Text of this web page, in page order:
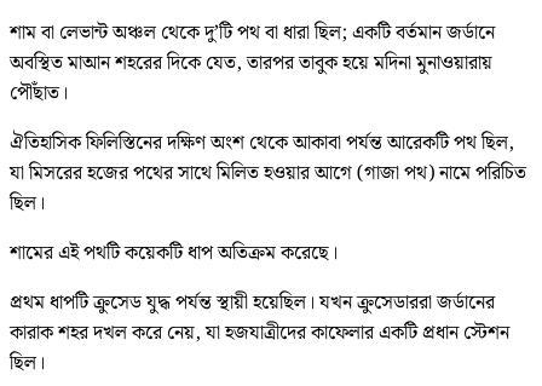
শাম বা লেভান্ট অঞ্চল থেকে দু’টি পথ বা ধারা ছিল; একটি বর্তমান জর্ডানে
অবস্থিত মাআন শহরের দিকে যেত, তারপর তাবুক হয়ে মদিনা মুনাওয়ারায়
পৌঁছাত।
ঐতিহাসিক ফিলিস্তিনের দক্ষিণ অংশ থেকে আকাবা পর্যন্ত আরেকটি পথ ছিল,
যা মিসরের হজের পথের সাথে মিলিত হওয়ার আগে (গাজা পথ) নামে পরিচিত
ছিল।
শামের এই পথটি কয়েকটি ধাপ অতিক্রম করেছে।
প্রথম ধাপটি ক্রুসেড যুদ্ধ পর্যন্ত স্থায়ী হয়েছিল। যখন ক্রুসেডাররা জর্ডানের
কারাক শহর দখল করে নেয়, যা হজযাত্রীদের কাফেলার একটি প্রধান স্টেশন
ছিল।